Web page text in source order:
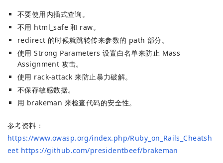
不要使用内插式查询。
不用 html_safe 和 raw。
redirect 的时候就跳转传来参数的 path 部分。
使用 Strong Parameters 设置白名单来防止 Mass
Assignment 攻击。
使用 rack-attack 来防止暴力破解。
不保存敏感数据。
用 brakeman 来检查代码的安全性。
参考资料：
https://www.owasp.org/index.php/Ruby_on_Rails_Cheatsh
eet https://github.com/presidentbeef/brakeman